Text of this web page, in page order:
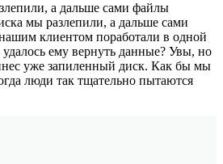
а дальше сами файлы
мы разлепили, а дальше сами
клиентом поработали в одной
ему вернуть данные? Увы, но
уже запиленный диск. Как бы мы
люди так тщательно пытаются